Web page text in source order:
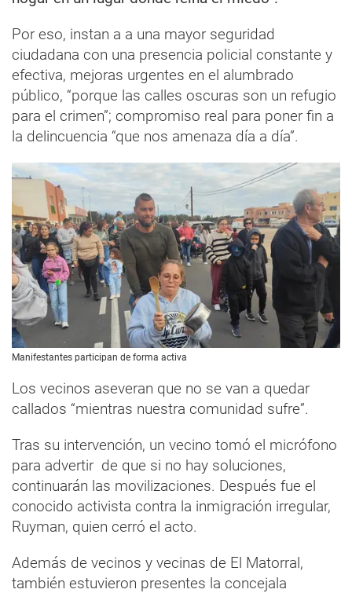
Por eso, instan a a una mayor seguridad
ciudadana con una presencia policial constante y
efectiva, mejoras urgentes en el alumbrado
público, “porque las calles oscuras son un refugio
para el crimen”; compromiso real para poner fin a
la delincuencia “que nos amenaza día a día”.
Manifestantes participan de forma activa
Los vecinos aseveran que no se van a quedar
callados “mientras nuestra comunidad sufre”.
Tras su intervención, un vecino tomó el micrófono
para advertir de que si no hay soluciones,
continuarán las movilizaciones. Después fue el
conocido activista contra la inmigración irregular,
Ruyman, quien cerró el acto.
Además de vecinos y vecinas de El Matorral,
también estuvieron presentes la concejala